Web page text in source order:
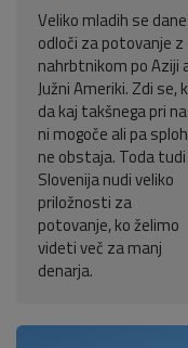
Veliko mladih se
odloči za potovanje z
nahrbtnikom po Aziji
Južni Ameriki. Zdi se,
da kaj takšnega pri
ni mogoče ali pa sploh
ne obstaja. Toda tudi
Slovenija nudi veliko
priložnosti za
potovanje, ko želimo
videti več za manj
denarja.